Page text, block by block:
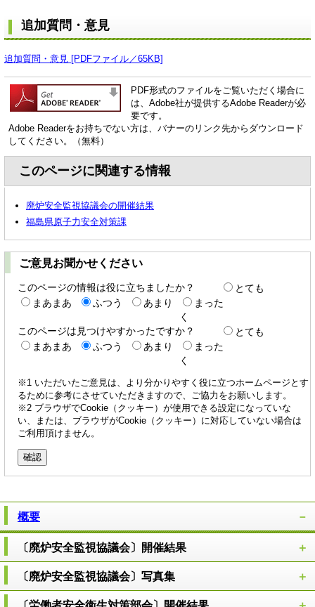
追加質問・意見
追加質問・意見 [PDFファイル／65KB]
PDF形式のファイルをご覧いただく場合に
は、Adobe社が提供するAdobe Readerが必
要です。
Adobe Readerをお持ちでない方は、バナーのリンク先からダウンロード
してください。（無料）
このページに関連する情報
廃炉安全監視協議会の開催結果
福島県原子力安全対策課
ご意見お聞かせください
このページの情報は役に立ちましたか？
とても
まあまあ
ふつう あまり
まった
く
このページは見つけやすかったですか？
とても
まあまあ
ふつう あまり
まった
く
※1 いただいたご意見は、より分かりやすく役に立つホームページとす
るために参考にさせていただきますので、ご協力をお願いします。
※2 ブラウザでCookie（クッキー）が使用できる設定になっていな
い、または、ブラウザがCookie（クッキー）に対応していない場合は
ご利用頂けません。
概要
〔廃炉安全監視協議会〕開催結果
〔廃炉安全監視協議会〕写真集